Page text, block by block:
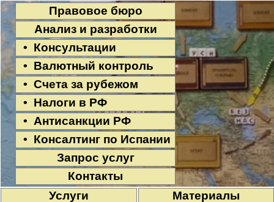
Правовое бюро
Анализ и разработки
• Консультации
• Валютный контроль
• Счета за рубежом
• Налоги в РФ
• Антисанкции РФ
• Консалтинг по Испании
Запрос услуг
Контакты
Услуги
Материалы